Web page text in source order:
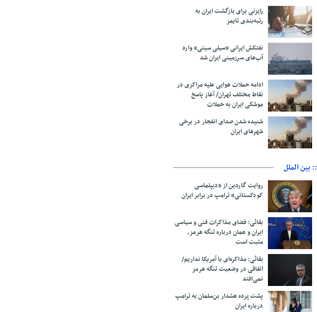
رایزنی برای بازگشت ایران به
رتبه‌بندی تایمز
نفتکش ایرانی «سیلی سیتی» وارد
آب‌های سرزمینی ایران شد
ادامه حملات هوایی علیه مراکزی در
نقاط مختلف تهران/ آغاز پاسخ
موشکی ایران به حملات
شنیده شدن صدای انفجار در برخی
شهرهای ایران
:: بین الملل
روایت گاردین از «دیپلماسی
کودکستانی» ترامپ در برابر ایران
بقائی: فضای مذاکرات فنی و سیاسی
ایران و عمان درباره تنگه هرمز،
مثبت است
بقائی: مذاکره‌ای با آمریکا نداریم/
اتفاقی در وضعیت تنگه هرمز
نمی‌افتد
پشت پرده هشدار بن‌سلمان به ترامپ
درباره ایران